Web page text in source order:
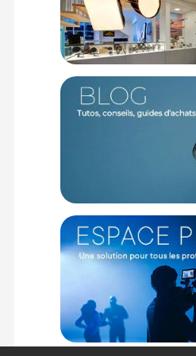
embarque le mécanisme de
la marque. Ce système
des captations fluides à main
images exploitables même en
l'autofocus RXD qui accroche les
fulgurante et dans un silence
restent vierges de tout bruit
transitions de netteté d'un grand
aspect cinématographique
Ergonomie optimisée pour le
Malgré ses capacités
poids maîtrisé de 540 grammes
mm, assurant une prise en main
journées de marche et une
stabilisateur. Avec une distance
tombant à 0,19 m au grand-
ur de l'action pour des
Enfin, sa conception tropicalisée
protecteur au fluor sur la lentille
d'affronter les éléments en toute